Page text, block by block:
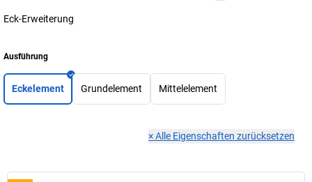
Eck-Erweiterung
Ausführung
Eckelement Grundelement Mittelelement
×Alle Eigenschaften zurücksetzen